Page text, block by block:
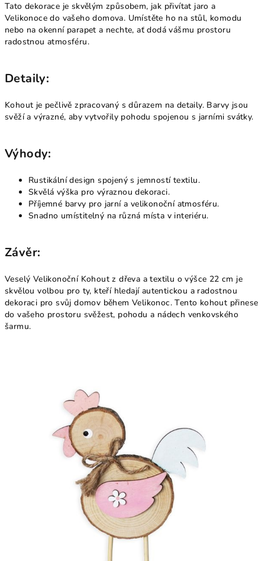
Tato dekorace je skvělým způsobem, jak přivítat jaro a
Velikonoce do vašeho domova. Umístěte ho na stůl, komodu
nebo na okenní parapet a nechte, ať dodá vášmu prostoru
radostnou atmosféru.
Detaily:
Kohout je pečlivě zpracovaný s důrazem na detaily. Barvy jsou
svěží a výrazné, aby vytvořily pohodu spojenou s jarními svátky.
Výhody:
Rustikální design spojený s jemností textilu.
Skvělá výška pro výraznou dekoraci.
Příjemné barvy pro jarní a velikonoční atmosféru.
Snadno umístitelný na různá místa v interiéru.
Závěr:
Veselý Velikonoční Kohout z dřeva a textilu o výšce 22 cm je
skvělou volbou pro ty, kteří hledají autentickou a radostnou
dekoraci pro svůj domov během Velikonoc. Tento kohout přinese
do vašeho prostoru svěžest, pohodu a nádech venkovského
šarmu.